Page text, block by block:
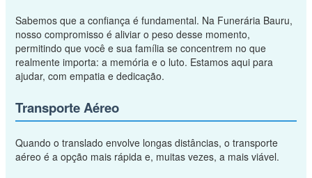
Sabemos que a confiança é fundamental. Na Funerária Bauru,
nosso compromisso é aliviar o peso desse momento,
permitindo que você e sua família se concentrem no que
realmente importa: a memória e o luto. Estamos aqui para
ajudar, com empatia e dedicação.
Transporte Aéreo
Quando o translado envolve longas distâncias, o transporte
aéreo é a opção mais rápida e, muitas vezes, a mais viável.